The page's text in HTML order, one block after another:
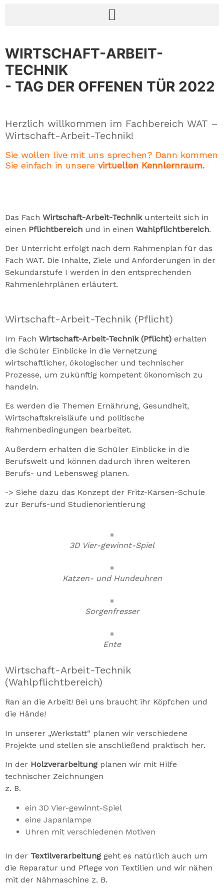
WIRTSCHAFT-ARBEIT-
TECHNIK
- TAG DER OFFENEN TÜR 2022
Herzlich willkommen im Fachbereich WAT –
Wirtschaft-Arbeit-Technik!
Sie wollen live mit uns sprechen? Dann kommen
Sie einfach in unsere virtuellen Kennlernraum.
Das Fach Wirtschaft-Arbeit-Technikunterteilt sich in
einen Pflichtbereich und in einen Wahlpflichtbereich.
Der Unterricht erfolgt nach dem Rahmenplan für das
Fach WAT. Die Inhalte, Ziele und Anforderungen in der
Sekundarstufe I werden in den entsprechenden
Rahmenlehrplänen erläutert.
Wirtschaft-Arbeit-Technik (Pflicht)
Im Fach Wirtschaft-Arbeit-Technik (Pflicht) erhalten
die Schüler Einblicke in die Vernetzung
wirtschaftlicher, ökologischer und technischer
Prozesse, um zukünftig kompetent ökonomisch zu
handeln.
Es werden die Themen Ernährung, Gesundheit,
Wirtschaftskreisläufe und politische
Rahmenbedingungen bearbeitet.
Außerdem erhalten die Schüler Einblicke in die
Berufswelt und können dadurch ihren weiteren
Berufs- und Lebensweg planen.
-> Siehe dazu das Konzept der Fritz-Karsen-Schule
zur Berufs-und Studienorientierung
3D Vier-gewinnt-Spiel
Katzen- und Hundeuhren
Sorgenfresser
Ente
Wirtschaft-Arbeit-Technik
(Wahlpflichtbereich)
Ran an die Arbeit! Bei uns braucht ihr Köpfchen und
die Hände!
In unserer „Werkstatt“ planen wir verschiedene
Projekte und stellen sie anschließend praktisch her.
In der Holzverarbeitung planen wir mit Hilfe
technischer Zeichnungen
z. B.
ein 3D Vier-gewinnt-Spiel
eine Japanlampe
Uhren mit verschiedenen Motiven
In der Textilverarbeitung geht es natürlich auch um
die Reparatur und Pflege von Textilien und wir nähen
mit der Nähmaschine z. B.